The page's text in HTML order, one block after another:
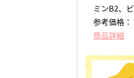
ミンB2、
参考価格
商品詳細